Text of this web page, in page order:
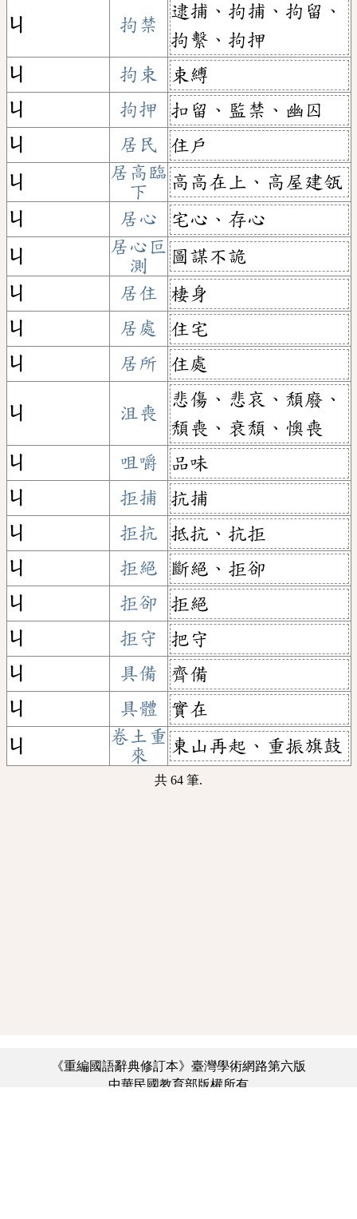
ㄐ 拘禁
逮捕、拘捕、拘留、
拘繫、拘押
ㄐ
拘束
束縛
ㄐ
拘押
扣留、監禁、幽囚
ㄐ
居民
住戶
ㄐ
居高臨
下
高高在上、高屋建瓴
ㄐ
居心
宅心、存心
ㄐ
居心叵
測
圖謀不詭
ㄐ
居住
棲身
ㄐ
居處
住宅
ㄐ
居所 住處
ㄐ 沮喪
悲傷、悲哀、頹廢、
頹喪、衰頹、懊喪
ㄐ
咀嚼
品味
ㄐ
拒捕
抗捕
ㄐ
拒抗
抵抗、抗拒
ㄐ
拒絕
斷絕、拒卻
ㄐ
拒卻
拒絕
ㄐ
拒守
把守
ㄐ
具備
齊備
ㄐ
具體
實在
ㄐ
卷土重
來
東山再起、重振旗鼓
共 64 筆.
《重編國語辭典修訂本》臺灣學術網路第六版
中華民國教育部版權所有